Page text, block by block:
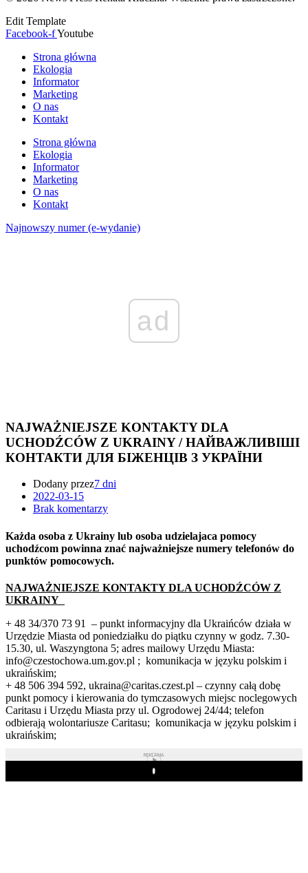
Edit Template
Facebook-fYoutube
Strona główna
Ekologia
Informator
Marketing
O nas
Kontakt
Strona główna
Ekologia
Informator
Marketing
O nas
Kontakt
Najnowszy numer (e-wydanie)
ad
NAJWAŻNIEJSZE KONTAKTY DLA
UCHODŹCÓW Z UKRAINY / НАЙВАЖЛИВІШІ
КОНТАКТИ ДЛЯ БІЖЕНЦІВ З УКРАЇНИ
Dodany przez7 dni
2022-03-15
Brak komentarzy
Każda osoba z Ukrainy lub osoba udzielajaca pomocy
uchodźcom powinna znać najważniejsze numery telefonów do
punktów pomocowych.
NAJWAŻNIEJSZE KONTAKTY DLA UCHODŹCÓW Z
UKRAINY
+ 48 34/370 73 91 – punkt informacyjny dla Ukraińców działa w
Urzędzie Miasta od poniedziałku do piątku czynny w godz. 7.30-
15.30, ul. Waszyngtona 5; adres mailowy Urzędu Miasta:
info@czestochowa.um.gov.pl ; komunikacja w języku polskim i
ukraińskim;
+ 48 506 394 592, ukraina@caritas.czest.pl – czynny całą dobę
punkt pomocy i kierowania do tymczasowych miejsc noclegowych
Caritasu i Urzędu Miasta przy ul. Ogrodowej 24/44; telefon
odbierają wolontariusze Caritasu; komunikacja w języku polskim i
ukraińskim;
REKLAMA
Play